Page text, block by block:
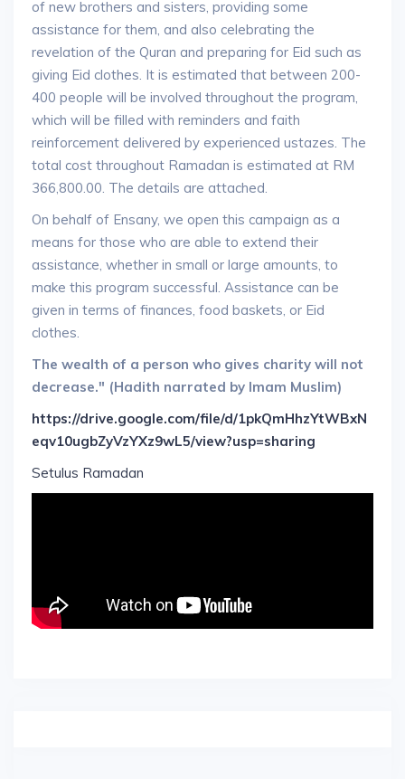
of new brothers and sisters, providing some
assistance for them, and also celebrating the
revelation of the Quran and preparing for Eid such as
giving Eid clothes. It is estimated that between 200-
400 people will be involved throughout the program,
which will be filled with reminders and faith
reinforcement delivered by experienced ustazes. The
total cost throughout Ramadan is estimated at RM
366,800.00. The details are attached.
On behalf of Ensany, we open this campaign as a
means for those who are able to extend their
assistance, whether in small or large amounts, to
make this program successful. Assistance can be
given in terms of finances, food baskets, or Eid
clothes.
The wealth of a person who gives charity will not
decrease." (Hadith narrated by Imam Muslim)
https://drive.google.com/file/d/1pkQmHhzYtWBxN
eqv10ugbZyVzYXz9wL5/view?usp=sharing
Setulus Ramadan